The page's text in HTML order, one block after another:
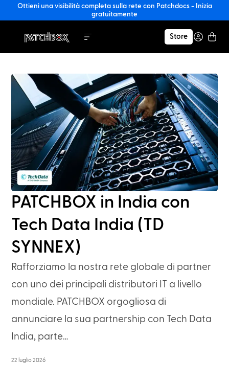
Ottieni una visibilità completa sulla rete con Patchdocs - Inizia
gratuitamente
Store
PATCHBOX in India con
Tech Data India (TD
SYNNEX)
Rafforziamo la nostra rete globale di partner
con uno dei principali distributori IT a livello
mondiale. PATCHBOX orgogliosa di
annunciare la sua partnership con Tech Data
India, parte…
22 luglio 2026